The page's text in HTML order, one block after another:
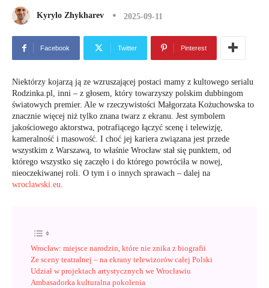
Kyrylo Zhykharev 2025-09-11
Facebook Twitter Pinterest
Niektórzy kojarzą ją ze wzruszającej postaci mamy z kultowego serialu
Rodzinka.pl, inni – z głosem, który towarzyszy polskim dubbingom
światowych premier. Ale w rzeczywistości Małgorzata Kożuchowska to
znacznie więcej niż tylko znana twarz z ekranu. Jest symbolem
jakościowego aktorstwa, potrafiącego łączyć scenę i telewizję,
kameralność i masowość. I choć jej kariera związana jest przede
wszystkim z Warszawą, to właśnie Wrocław stał się punktem, od
którego wszystko się zaczęło i do którego powróciła w nowej,
nieoczekiwanej roli. O tym i o innych sprawach – dalej na
wroclawski.eu.
Wrocław: miejsce narodzin, które nie znika z biografii
Ze sceny teatralnej – na ekrany telewizorów całej Polski
Udział w projektach artystycznych we Wrocławiu
Ambasadorka kulturalna pokolenia